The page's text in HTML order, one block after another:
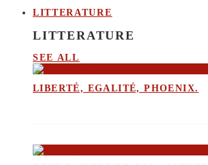
LITTERATURE
LITTERATURE
SEE ALL
LIBERTÉ, EGALITÉ, PHOENIX.